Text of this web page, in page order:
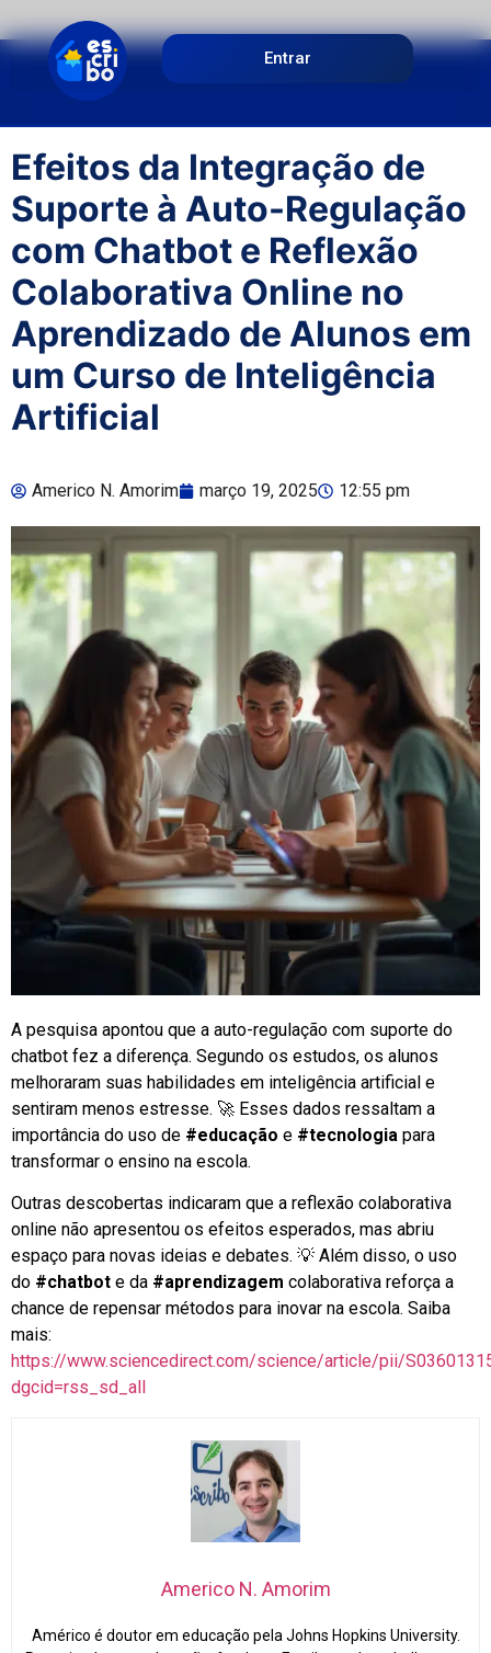
Entrar
Efeitos da Integração de
Suporte à Auto-Regulação
com Chatbot e Reflexão
Colaborativa Online no
Aprendizado de Alunos em
um Curso de Inteligência
Artificial
Americo N. Amorim março 19, 2025 12:55 pm
A pesquisa apontou que a auto-regulação com suporte do
chatbot fez a diferença. Segundo os estudos, os alunos
melhoraram suas habilidades em inteligência artificial e
sentiram menos estresse. 🚀 Esses dados ressaltam a
importância do uso de #educação e #tecnologia para
transformar o ensino na escola.
Outras descobertas indicaram que a reflexão colaborativa
online não apresentou os efeitos esperados, mas abriu
espaço para novas ideias e debates. 💡 Além disso, o uso
do #chatbot e da #aprendizagem colaborativa reforça a
chance de repensar métodos para inovar na escola. Saiba
mais:
https://www.sciencedirect.com/science/article/pii/
dgcid=rss_sd_all
Americo N. Amorim
Américo é doutor em educação pela Johns Hopkins University.